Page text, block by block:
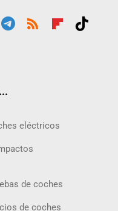
eléctricos
de coches
de coches